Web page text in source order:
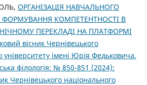
ОРГАНІЗАЦІЯ НАВЧАЛЬНОГО
ФОРМУВАННЯ КОМПЕТЕНТНОСТІ В
ПЕРЕКЛАДІ НА ПЛАТФОРМІ
вісник Чернівецького
університету імені Юрія Федьковича.
філологія: № 850-851 (2024):
Чернівецького національного